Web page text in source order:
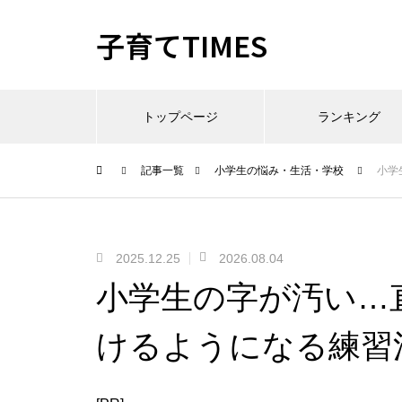
子育てTIMES
トップページ ランキング
記事一覧 小学生の悩み・生活・学校 小学
2025.12.25 2026.08.04
小学生の字が汚い…
けるようになる練習